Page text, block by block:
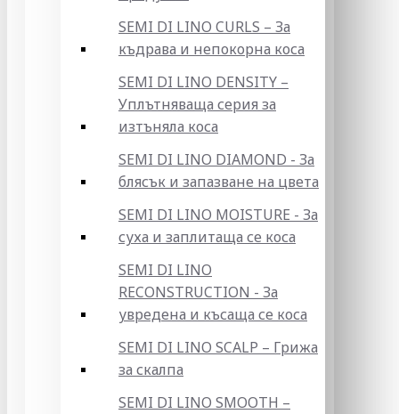
SEMI DI LINO CURLS – За
къдрава и непокорна коса
SEMI DI LINO DENSITY –
Уплътняваща серия за
изтъняла коса
SEMI DI LINO DIAMOND - За
блясък и запазване на цвета
SEMI DI LINO MOISTURE - За
суха и заплитаща се коса
SEMI DI LINO
RECONSTRUCTION - За
увредена и късаща се коса
SEMI DI LINO SCALP – Грижа
за скалпа
SEMI DI LINO SMOOTH –